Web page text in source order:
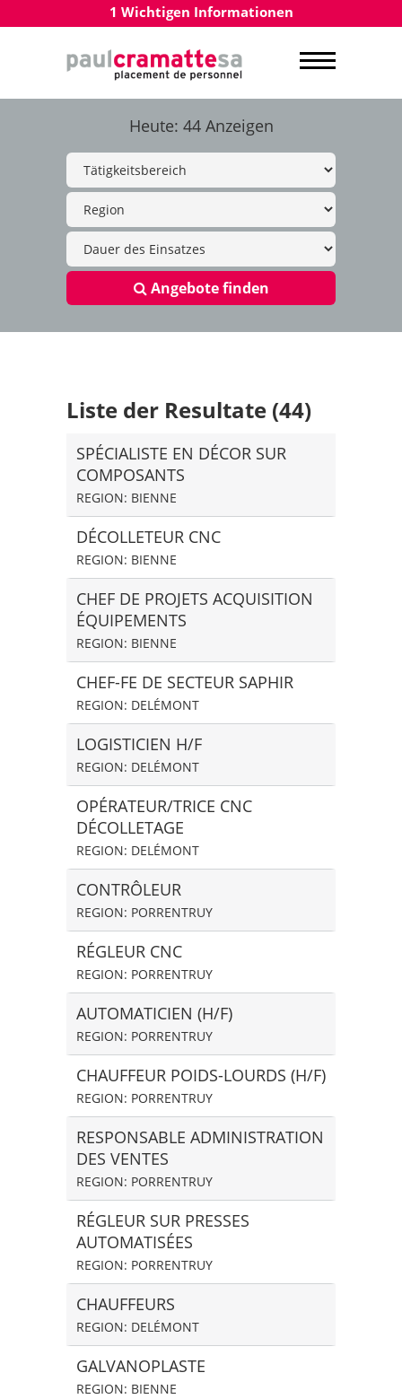
1 Wichtigen Informationen
Heute: 44 Anzeigen
Angebote finden
Liste der Resultate (44)
SPÉCIALISTE EN DÉCOR SUR
COMPOSANTS
REGION: BIENNE
DÉCOLLETEUR CNC
REGION: BIENNE
CHEF DE PROJETS ACQUISITION
ÉQUIPEMENTS
REGION: BIENNE
CHEF-FE DE SECTEUR SAPHIR
REGION: DELÉMONT
LOGISTICIEN H/F
REGION: DELÉMONT
OPÉRATEUR/TRICE CNC
DÉCOLLETAGE
REGION: DELÉMONT
CONTRÔLEUR
REGION: PORRENTRUY
RÉGLEUR CNC
REGION: PORRENTRUY
AUTOMATICIEN (H/F)
REGION: PORRENTRUY
CHAUFFEUR POIDS-LOURDS (H/F)
REGION: PORRENTRUY
RESPONSABLE ADMINISTRATION
DES VENTES
REGION: PORRENTRUY
RÉGLEUR SUR PRESSES
AUTOMATISÉES
REGION: PORRENTRUY
CHAUFFEURS
REGION: DELÉMONT
GALVANOPLASTE
REGION: BIENNE